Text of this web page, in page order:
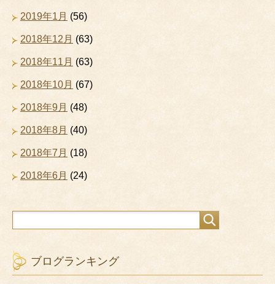
2019年1月 (56)
2018年12月 (63)
2018年11月 (63)
2018年10月 (67)
2018年9月 (48)
2018年8月 (40)
2018年7月 (18)
2018年6月 (24)
ブログランキング